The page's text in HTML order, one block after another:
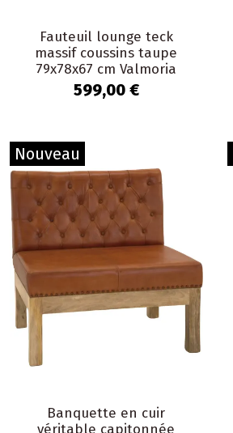
Fauteuil lounge teck
massif coussins taupe
79x78x67 cm Valmoria
599,00 €
Nouveau
Banquette en cuir